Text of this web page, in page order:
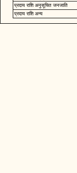
प्रदाय राशि अनुसूचित जनजाति
प्रदाय राशि अन्य